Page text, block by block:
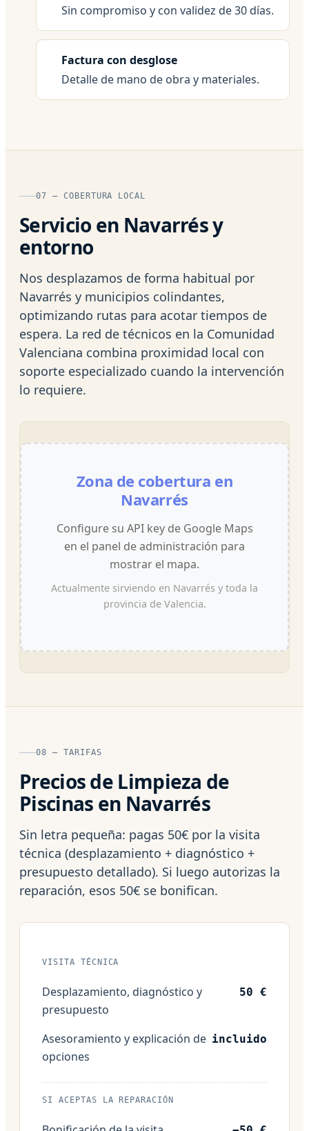
Sin compromiso y con validez de 30 días.
Factura con desglose
Detalle de mano de obra y materiales.
07 — COBERTURA LOCAL
Servicio en Navarrés y
entorno
Nos desplazamos de forma habitual por
Navarrés y municipios colindantes,
optimizando rutas para acotar tiempos de
espera. La red de técnicos en la Comunidad
Valenciana combina proximidad local con
soporte especializado cuando la intervención
lo requiere.
Zona de cobertura en
Navarrés
Configure su API key de Google Maps
en el panel de administración para
mostrar el mapa.
Actualmente sirviendo en Navarrés y toda la
provincia de Valencia.
08 — TARIFAS
Precios de Limpieza de
Piscinas en Navarrés
Sin letra pequeña: pagas 50€ por la visita
técnica (desplazamiento + diagnóstico +
presupuesto detallado). Si luego autorizas la
reparación, esos 50€ se bonifican.
VISITA TÉCNICA
Desplazamiento, diagnóstico y
presupuesto
50 €
Asesoramiento y explicación de
opciones
incluido
SI ACEPTAS LA REPARACIÓN